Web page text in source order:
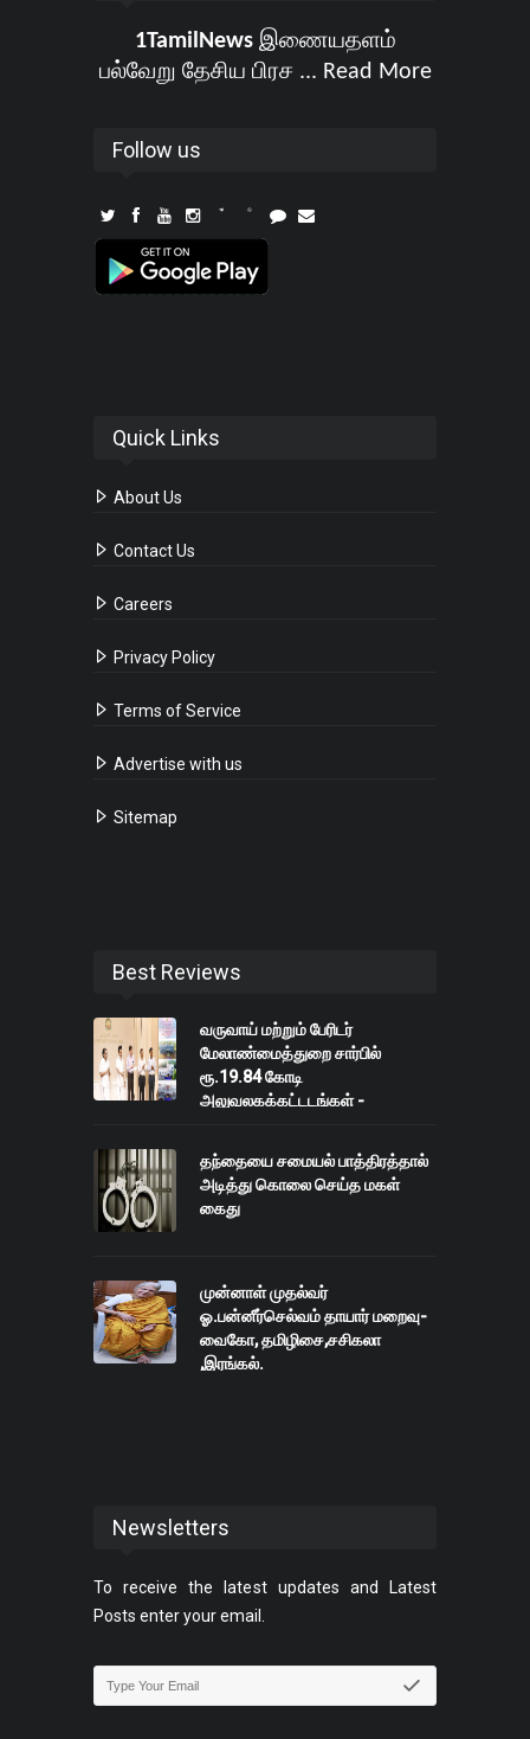
1TamilNewsஇணையதளம்
பல்வேறு தேசிய பிரச ... Read More
Follow us
Quick Links
About Us
Contact Us
Careers
Privacy Policy
Terms of Service
Advertise with us
Sitemap
Best Reviews
வருவாய் மற்றும் பேரிடர்
மேலாண்மைத்துறை சார்பில்
ரூ.19.84 கோடி
அலுவலகக்கட்டடங்கள் -
தந்தையை சமையல் பாத்திரத்தால்
அடித்து கொலை செய்த மகள்
கைது
முன்னாள் முதல்வர்
ஓ.பன்னீர்செல்வம் தாயார் மறைவு-
வைகோ, தமிழிசை,சசிகலா
,இரங்கல்.
Newsletters
To receive the latest updates and Latest
Posts enter your email.